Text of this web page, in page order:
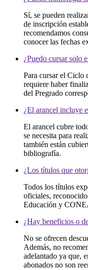
Sí, se pueden
de inscripción
recomendamos
conocer las fechas
¿Puedo cursar solo
Para cursar el Ciclo
requiere haber
del Pregrado
¿El arancel incluye
El arancel cubre
se necesita para
también están
bibliografía.
¿Los títulos que
Todos los títulos
oficiales,
Educación y
¿Hay beneficios o
No se ofrecen
Además, no
adelantado ya que,
abonados no son